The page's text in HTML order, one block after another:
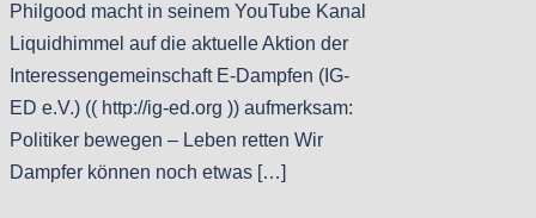
Philgood macht in seinem YouTube Kanal
Liquidhimmel auf die aktuelle Aktion der
Interessengemeinschaft E-Dampfen (IG-
ED e.V.) (( http://ig-ed.org )) aufmerksam:
Politiker bewegen – Leben retten Wir
Dampfer können noch etwas […]